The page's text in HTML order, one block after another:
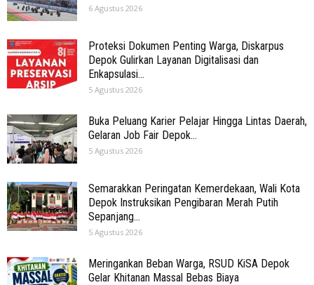
6 Agustus 2026
Proteksi Dokumen Penting Warga, Diskarpus
Depok Gulirkan Layanan Digitalisasi dan
Enkapsulasi...
5 Agustus 2026
Buka Peluang Karier Pelajar Hingga Lintas Daerah,
Gelaran Job Fair Depok...
5 Agustus 2026
Semarakkan Peringatan Kemerdekaan, Wali Kota
Depok Instruksikan Pengibaran Merah Putih
Sepanjang...
5 Agustus 2026
Meringankan Beban Warga, RSUD KiSA Depok
Gelar Khitanan Massal Bebas Biaya